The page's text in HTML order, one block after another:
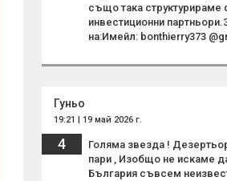
също така структурираме
инвестиционни
на:Имейл: bonthierry373
Гуньо
19:21 | 19 май 2026 г.
4
Голяма звезда !
пари , Изобщо не искаме
България съвсем